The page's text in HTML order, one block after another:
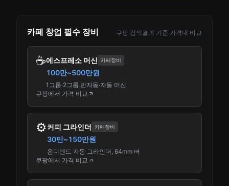
카페 창업 필수 장비 쿠팡 검색결과 기준 가격대 비교
☕에스프레소 머신 카페장비
100만~500만원
1그룹·2그룹 반자동·자동 머신
쿠팡에서 가격 비교
⚙️커피 그라인더 카페장비
30만~150만원
온디멘드 자동 그라인더, 64mm 버
쿠팡에서 가격 비교